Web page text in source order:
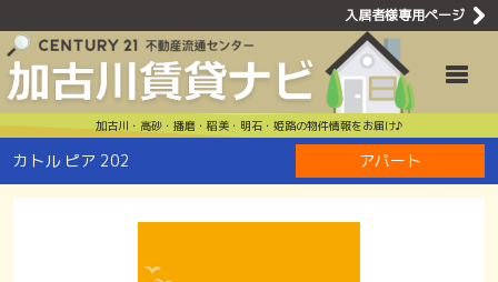
入居者様専用ページ
加古川・高砂・播磨・稲美・明石・姫路の物件情報をお届け♪
カトル ピア 202 アパート